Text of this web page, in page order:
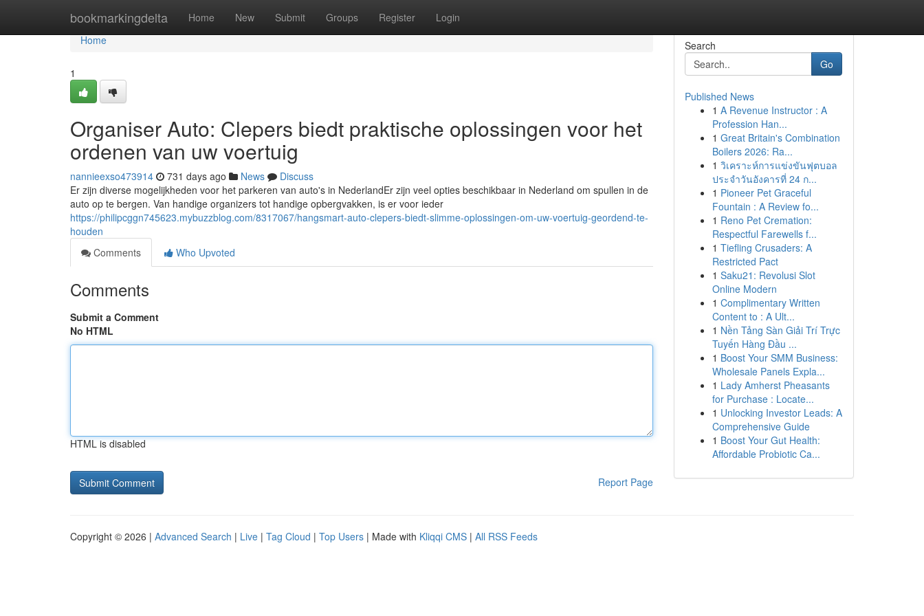
bookmarkingdelta Home New Submit Groups Register Login
Home
Home
1
Organiser Auto: Clepers biedt praktische oplossingen voor het
ordenen van uw voertuig
nannieexso473914 731 days ago News
Discuss
Er zijn diverse mogelijkheden voor het parkeren van auto's in NederlandEr zijn veel opties beschikbaar in Nederland om spullen in de
auto op te bergen. Van handige organizers tot handige opbergvakken, is er voor ieder
https://philipcggn745623.mybuzzblog.com/8317067/hangsmart-auto-clepers-biedt-slimme-oplossingen-om-uw-voertuig-geordend-te-
houden
Comments
Who Upvoted
Comments
Submit a Comment
No HTML
HTML is disabled
Report Page
Search
Go
Published News
1 A Revenue Instructor : A
Profession Han...
1 Great Britain's Combination
Boilers 2026: Ra...
1 วิเคราะห์การแข่งขันฟุตบอล
ประจำวันอังคารที่ 24 ก...
1 Pioneer Pet Graceful
Fountain : A Review fo...
1 Reno Pet Cremation:
Respectful Farewells f...
1 Tiefling Crusaders: A
Restricted Pact
1 Saku21: Revolusi Slot
Online Modern
1 Complimentary Written
Content to : A Ult...
1 Nền Tảng Sàn Giải Trí Trực
Tuyến Hàng Đầu ...
1 Boost Your SMM Business:
Wholesale Panels Expla...
1 Lady Amherst Pheasants
for Purchase : Locate...
1 Unlocking Investor Leads: A
Comprehensive Guide
1 Boost Your Gut Health:
Affordable Probiotic Ca...
Copyright © 2026 | Advanced Search | Live | Tag Cloud | Top Users | Made with Kliqqi CMS | All RSS Feeds